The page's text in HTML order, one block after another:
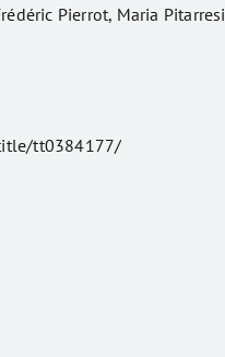
Pierrot, Maria Pitarresi
tt0384177/